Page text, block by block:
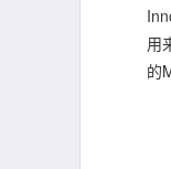
用
的